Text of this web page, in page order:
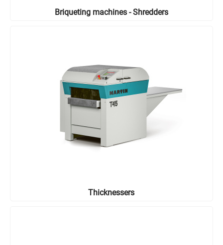
Briqueting machines - Shredders
Thicknessers